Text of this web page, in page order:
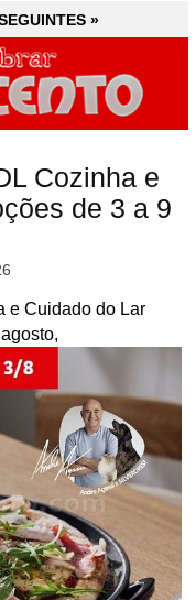
»
Cozinha e
de 3 a 9
e Cuidado do Lar
»